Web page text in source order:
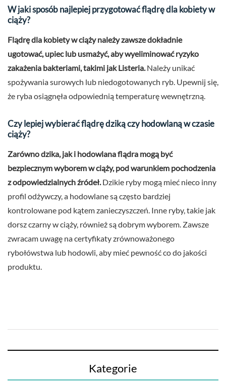
W jaki sposób najlepiej przygotować flądrę dla kobiety w
ciąży?
Flądrę dla kobiety w ciąży należy zawsze dokładnie
ugotować, upiec lub usmażyć, aby wyeliminować ryzyko
zakażenia bakteriami, takimi jak Listeria. Należy unikać
spożywania surowych lub niedogotowanych ryb. Upewnij się,
że ryba osiągnęła odpowiednią temperaturę wewnętrzną.
Czy lepiej wybierać flądrę dziką czy hodowlaną w czasie
ciąży?
Zarówno dzika, jak i hodowlana flądra mogą być
bezpiecznym wyborem w ciąży, pod warunkiem pochodzenia
z odpowiedzialnych źródeł. Dzikie ryby mogą mieć nieco inny
profil odżywczy, a hodowlane są często bardziej
kontrolowane pod kątem zanieczyszczeń. Inne ryby, takie jak
dorsz czarny w ciąży, również są dobrym wyborem. Zawsze
zwracam uwagę na certyfikaty zrównoważonego
rybołówstwa lub hodowli, aby mieć pewność co do jakości
produktu.
Kategorie